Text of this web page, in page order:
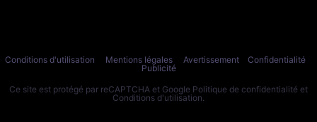
Conditions d'utilisation Mentions légales Avertissement
Confidentialité
Publicité
Ce site est protégé par reCAPTCHA et Google Politique de confidentialité et
Conditions d'utilisation.